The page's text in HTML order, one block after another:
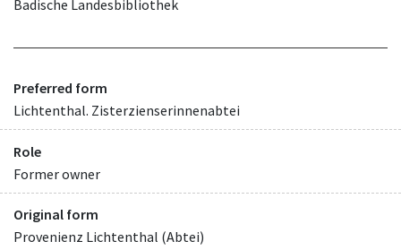
Badische Landesbibliothek
Preferred form
Lichtenthal. Zisterzienserinnenabtei
Role
Former owner
Original form
Provenienz Lichtenthal (Abtei)